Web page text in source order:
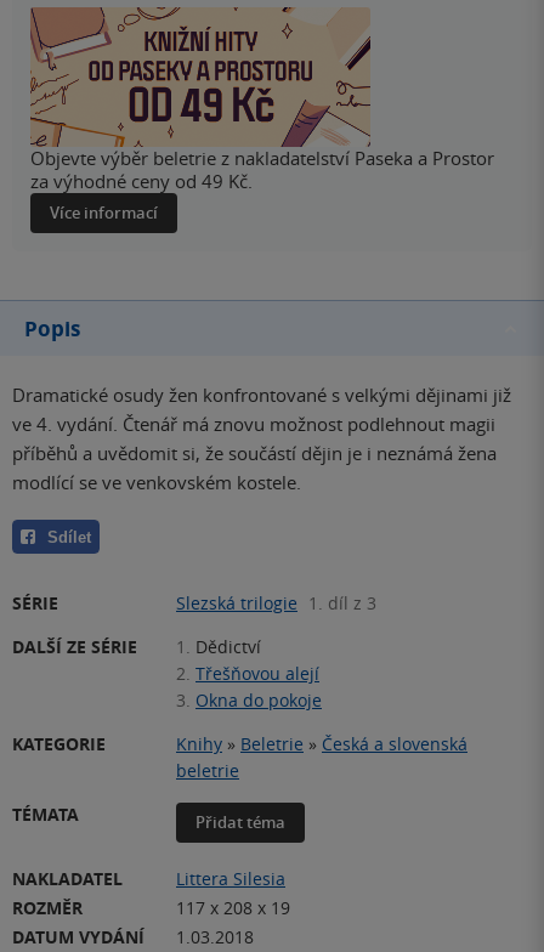
Objevte výběr beletrie z nakladatelství Paseka a Prostor
za výhodné ceny od 49 Kč.
Více informací
Popis
Dramatické osudy žen konfrontované s velkými dějinami již
ve 4. vydání. Čtenář má znovu možnost podlehnout magii
příběhů a uvědomit si, že součástí dějin je i neznámá žena
modlící se ve venkovském kostele.
Sdílet
SÉRIE Slezská trilogie 1. díl z 3
DALŠÍ ZE SÉRIE
1. Dědictví
2. Třešňovou alejí
3. Okna do pokoje
KATEGORIE
Knihy » Beletrie » Česká a slovenská
beletrie
TÉMATA
Přidat téma
NAKLADATEL
Littera Silesia
ROZMĚR
117 x 208 x 19
DATUM VYDÁNÍ
1.03.2018